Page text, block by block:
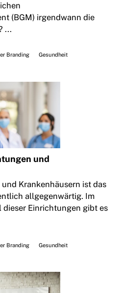
(BGM) irgendwann die
...
Branding Gesundheit
und
Krankenhäusern ist das
allgegenwärtig. Im
dieser Einrichtungen gibt es
Branding Gesundheit